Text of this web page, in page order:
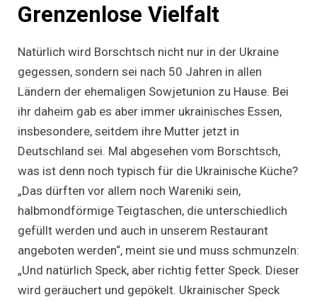
Grenzenlose Vielfalt
Natürlich wird Borschtsch nicht nur in der Ukraine
gegessen, sondern sei nach 50 Jahren in allen
Ländern der ehemaligen Sowjetunion zu Hause. Bei
ihr daheim gab es aber immer ukrainisches Essen,
insbesondere, seitdem ihre Mutter jetzt in
Deutschland sei. Mal abgesehen vom Borschtsch,
was ist denn noch typisch für die Ukrainische Küche?
„Das dürften vor allem noch Wareniki sein,
halbmondförmige Teigtaschen, die unterschiedlich
gefüllt werden und auch in unserem Restaurant
angeboten werden“, meint sie und muss schmunzeln:
„Und natürlich Speck, aber richtig fetter Speck. Dieser
wird geräuchert und gepökelt. Ukrainischer Speck